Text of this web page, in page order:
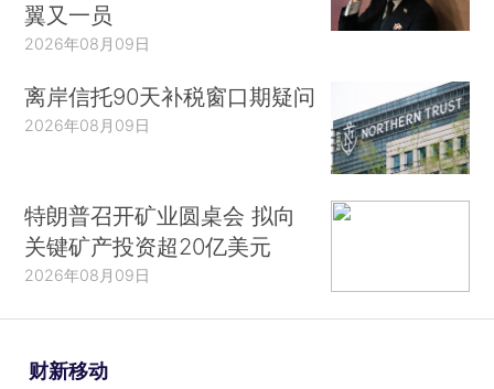
翼又一员
2026年08月09日
离岸信托90天补税窗口期疑问
2026年08月09日
特朗普召开矿业圆桌会 拟向
关键矿产投资超20亿美元
2026年08月09日
财新移动